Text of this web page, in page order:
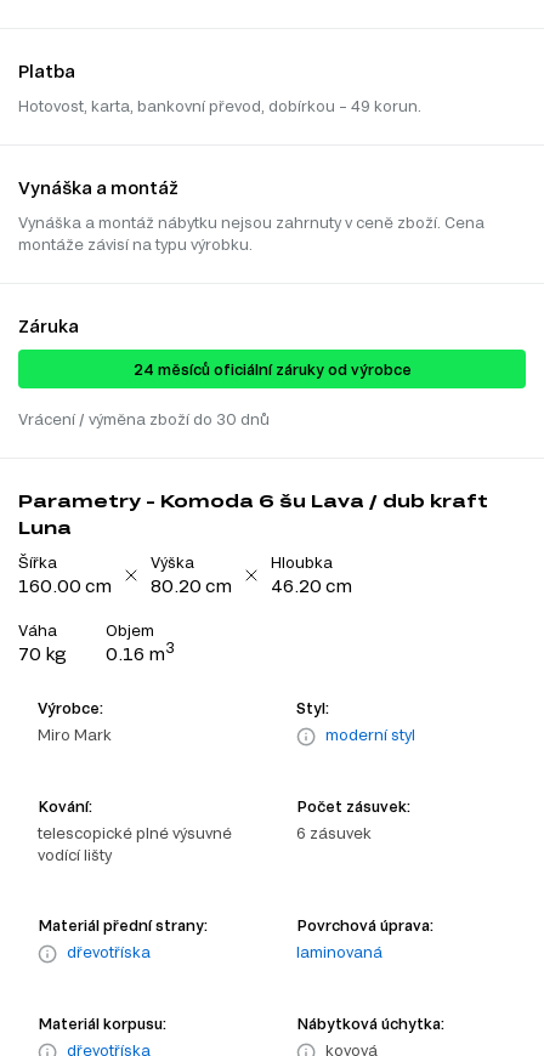
Platba
Hotovost, karta, bankovní převod, dobírkou – 49 korun.
Vynáška a montáž
Vynáška a montáž nábytku nejsou zahrnuty v ceně zboží. Cena
montáže závisí na typu výrobku.
Záruka
24 ​​​​měsíců oficiální záruky od výrobce
Vrácení / výměna zboží do 30 dnů
Parametry - Komoda 6 šu Lava / dub kraft
Luna
Šířka
160.00 cm
Výška
80.20 cm
Hloubka
46.20 cm
Váha
70 kg
Objem
0.16 m3
Výrobce:
Miro Mark
Styl:
moderní styl
Kování:
telescopické plné výsuvné
vodící lišty
Počet zásuvek:
6 zásuvek
Materiál přední strany:
dřevotříska
Povrchová úprava:
laminovaná
Materiál korpusu:
dřevotříska
Nábytková úchytka:
kovová